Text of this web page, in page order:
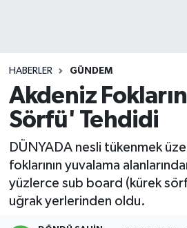
HABERLER GÜNDEM
Akdeniz
Sörfü' Tehdidi
DÜNYADA nesli tükenmek
foklarının yuvalama
yüzlerce sub board (kürek
uğrak yerlerinden oldu.